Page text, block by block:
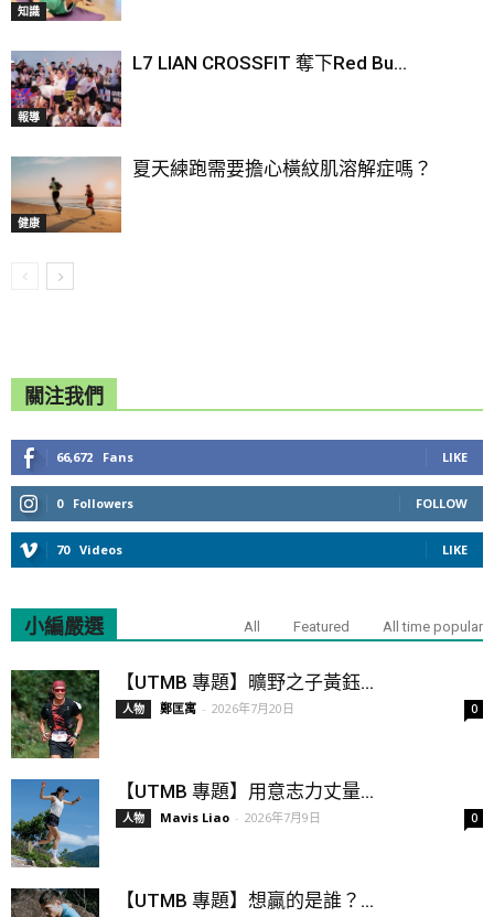
知識
報導
L7 LIAN CROSSFIT 奪下Red Bu...
健康
夏天練跑需要擔心橫紋肌溶解症嗎？
關注我們
66,672 Fans LIKE
0 Followers FOLLOW
70 Videos LIKE
小編嚴選 All Featured All time popular
【UTMB 專題】曠野之子黃鈺...
人物 鄭匡寓 - 2026年7月20日 0
【UTMB 專題】用意志力丈量...
人物 Mavis Liao - 2026年7月9日 0
【UTMB 專題】想贏的是誰？...